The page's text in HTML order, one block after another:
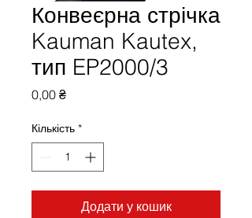
Конвеєрна стрічка
Kauman Kautex,
тип EP2000/3
0,00 ₴Ціна
Кількість *
Додати у кошик